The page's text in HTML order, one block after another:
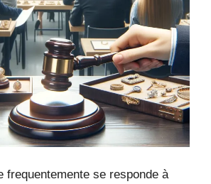
frequentemente se responde à